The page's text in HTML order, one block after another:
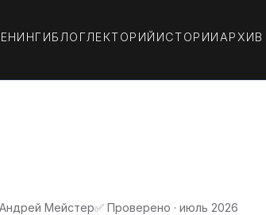
БЛОГЛЕКТОРИЙ ИСТОРИИ АРХИВ
Андрей Мейстер✅ Проверено · июль 2026